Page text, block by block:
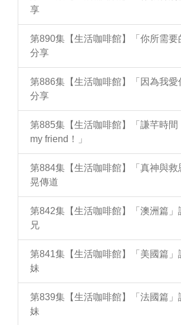
享
第890集【生活咖啡館】「你所需
分享
第886集【生活咖啡館】「因為我
分享
第885集【生活咖啡館】「謙芊時間
my friend！」
第884集【生活咖啡館】「真神與救
晃傳道
第842集【生活咖啡館】「澳洲篇」
兄
第841集【生活咖啡館】「美國篇」
妹
第839集【生活咖啡館】「法國篇」
妹